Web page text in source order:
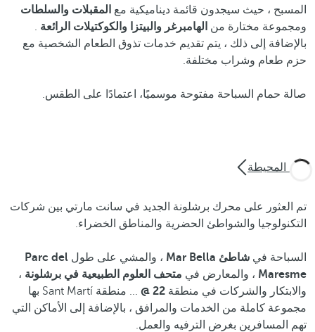
المسبح ، حيث سيجدون قائمة ديناميكية مع المقبلات والسلطات
ومجموعة مختارة من الهامبرغر والبيتزا والكوكتيلات الرائعة .
بالإضافة إلى ذلك ، يتم تقديم خدمات تذوق الطعام الشخصية مع
حزم طعام وشراب مختلفة.
صالة حمام السباحة مفتوحة موسميًا، اعتمادًا على الطقس.
البيئة المحيطة
تم العثور على محرك برشلونة الجديد في سانت مارتي بين شركات
التكنولوجيا والشواطئ الحضرية والمناطق الخضراء.
السباحة في شاطئ Mar Bella ، والمشي على طول Parc del
Maresme ، والمعارض في متحف العلوم الطبيعية في برشلونة ،
والابتكار والشركات في منطقة 22 @
... منطقة Sant Martí بها
مجموعة كاملة من الخدمات والمرافق ، بالإضافة إلى الأماكن التي
تهم المسافرين بغرض الترفيه والعمل.